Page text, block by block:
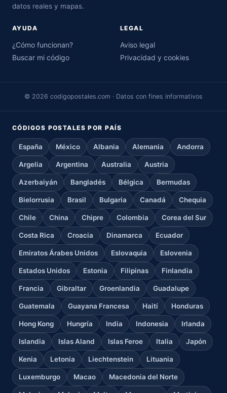
datos reales y mapas.
AYUDA
¿Cómo funcionan?
Buscar mi código
LEGAL
Aviso legal
Privacidad y cookies
© 2026 codigopostales.com · Datos con fines informativos
CÓDIGOS POSTALES POR PAÍS
España México Albania Alemania Andorra
Argelia Argentina Australia Austria
Azerbaiyán Bangladés Bélgica Bermudas
Bielorrusia Brasil Bulgaria Canadá Chequia
Chile China Chipre Colombia Corea del Sur
Costa Rica Croacia Dinamarca Ecuador
Emiratos Árabes Unidos Eslovaquia Eslovenia
Estados Unidos Estonia Filipinas Finlandia
Francia Gibraltar Groenlandia Guadalupe
Guatemala Guayana Francesa Haití Honduras
Hong Kong Hungría India Indonesia Irlanda
Islandia Islas Aland Islas Feroe Italia Japón
Kenia Letonia Liechtenstein Lituania
Luxemburgo Macao Macedonia del Norte